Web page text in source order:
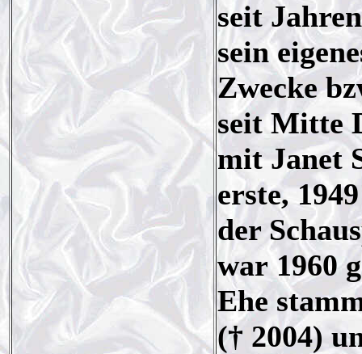
seit
sein
Zwecke
seit Mitte
mit Janet
erste,
der
war 1960
Ehe
(† 2004)